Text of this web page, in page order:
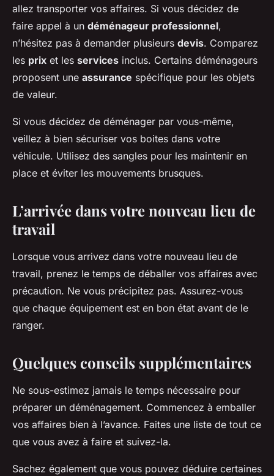
allez transporter vos affaires. Si vous décidez de
faire appel à un déménageur professionnel,
n’hésitez pas à demander plusieurs devis. Comparez
les prix et les services inclus. Certains déménageurs
proposent une assurance spécifique pour les objets
de valeur.
Si vous décidez de déménager par vous-même,
veillez à bien sécuriser vos boites dans votre
véhicule. Utilisez des sangles pour les maintenir en
place et éviter les mouvements brusques.
L’arrivée dans votre nouveau lieu de
travail
Lorsque vous arrivez dans votre nouveau lieu de
travail, prenez le temps de déballer vos affaires avec
précaution. Ne vous précipitez pas. Assurez-vous
que chaque équipement est en bon état avant de le
ranger.
Quelques conseils supplémentaires
Ne sous-estimez jamais le temps nécessaire pour
préparer un déménagement. Commencez à emballer
vos affaires bien à l’avance. Faites une liste de tout ce
que vous avez à faire et suivez-la.
Sachez également que vous pouvez déduire certaines